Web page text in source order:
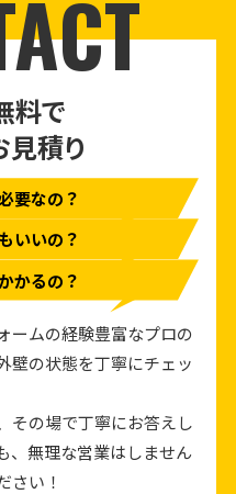
料で
見積り
要なの？
いいの？
かるの？
ームの経験豊富なプロの
壁の状態を丁寧にチェッ
その場で丁寧にお答えし
、無理な営業はしません
さい！